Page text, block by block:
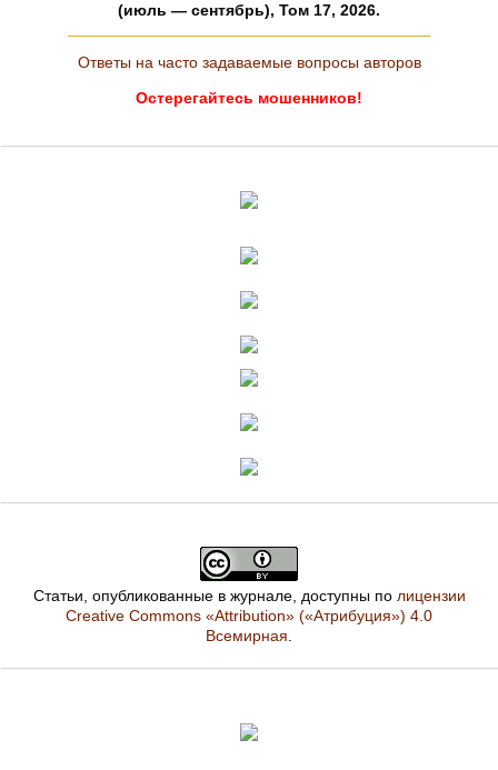
(июль — сентябрь), Том 17, 2026.
Ответы на часто задаваемые вопросы авторов
Остерегайтесь мошенников!
Статьи, опубликованные в журнале, доступны по лицензии
Creative Commons «Attribution» («Атрибуция») 4.0
Всемирная